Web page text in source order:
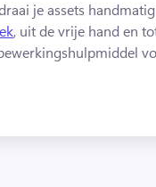
je assets handmatig
, uit de vrije hand en